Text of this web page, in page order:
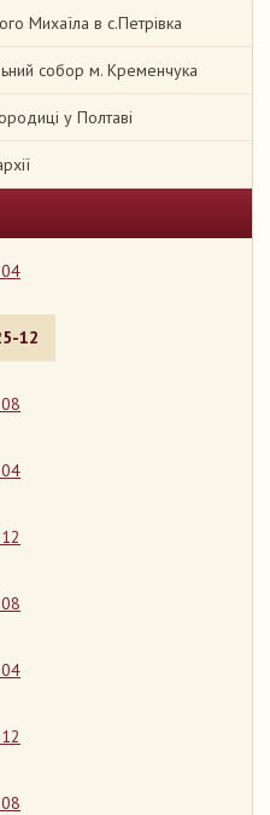
Михаїла в с.Петрівка
собор м. Кременчука
у Полтаві
12